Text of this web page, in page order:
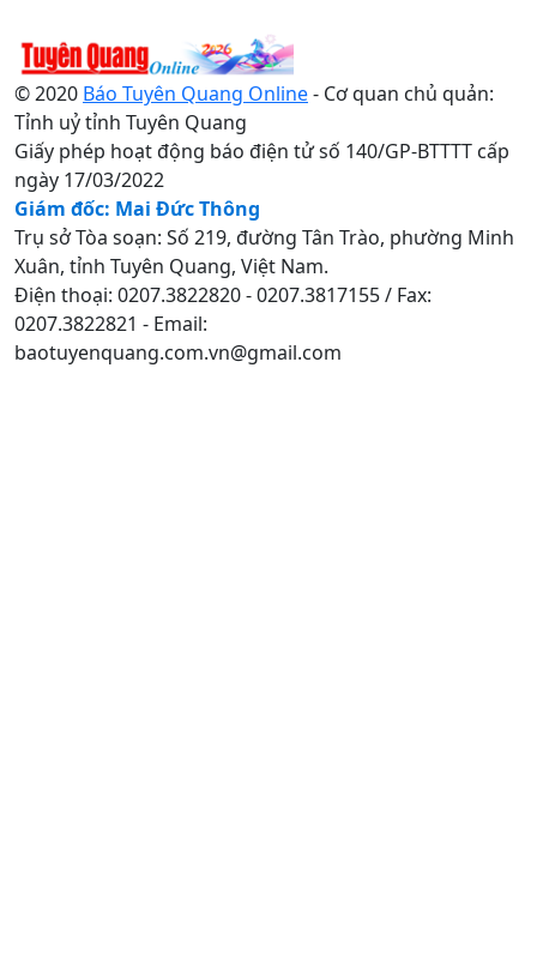
© 2020 Báo Tuyên Quang Online- Cơ quan chủ quản:
Tỉnh uỷ tỉnh Tuyên Quang
Giấy phép hoạt động báo điện tử số 140/GP-BTTTT cấp
ngày 17/03/2022
Giám đốc: Mai Đức Thông
Trụ sở Tòa soạn: Số 219, đường Tân Trào, phường Minh
Xuân, tỉnh Tuyên Quang, Việt Nam.
Điện thoại: 0207.3822820 - 0207.3817155 / Fax:
0207.3822821 - Email:
baotuyenquang.com.vn@gmail.com